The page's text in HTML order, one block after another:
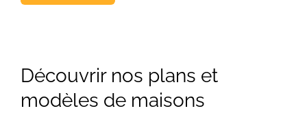
Découvrir nos plans et
modèles de maisons